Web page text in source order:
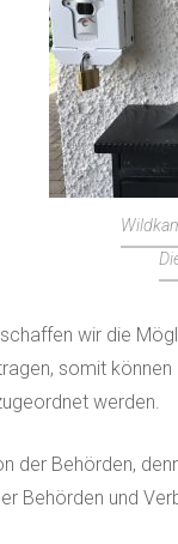
wir die
somit
werden.
der Behörden,
Behörden und